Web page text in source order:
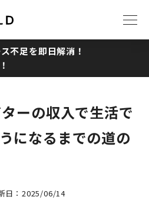
WORKS
RECRUIT
不足を即日解消！
ーの収入で生活で
になるまでの道の
日：2025/06/14